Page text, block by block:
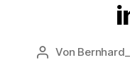
Beitragsautor
Von